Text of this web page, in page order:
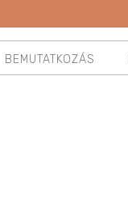
BEMUTATKOZÁS